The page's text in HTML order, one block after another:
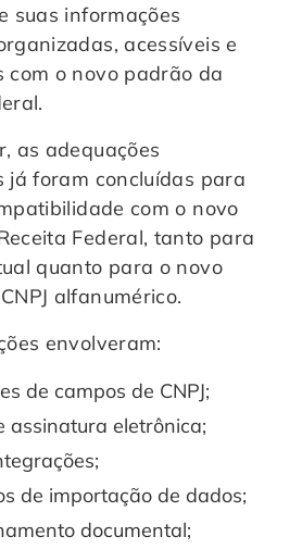
suas informações
acessíveis e
com o novo padrão da
as adequações
já foram concluídas para
com o novo
Federal, tanto para
quanto para o novo
alfanumérico.
envolveram:
de campos de CNPJ;
assinatura eletrônica;
de importação de dados;
documental;